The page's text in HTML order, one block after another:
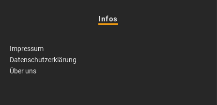
Infos
Impressum
Datenschutzerklärung
Über uns